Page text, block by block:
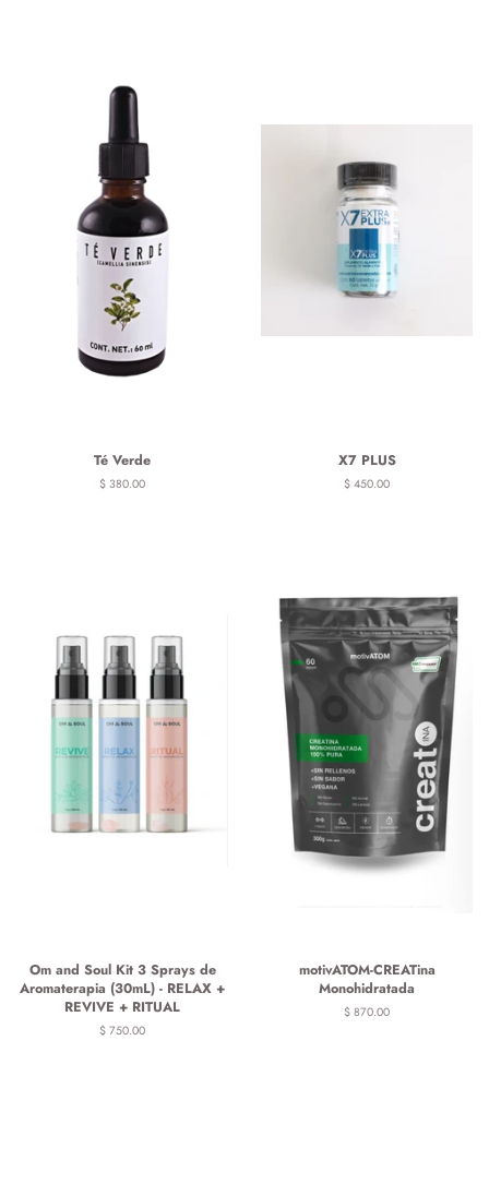
Té Verde
Precio
$ 380.00
X7 PLUS
Precio
$ 450.00
Om and Soul Kit 3 Sprays de
Aromaterapia (30mL) - RELAX +
REVIVE + RITUAL
Precio
$ 750.00
motivATOM-CREATina
Monohidratada
Precio
$ 870.00